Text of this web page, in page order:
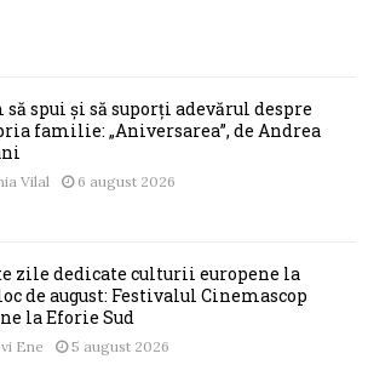
să spui și să suporți adevărul despre
familie: „Aniversarea”, de Andrea
Vilal 6 august 2026
zile dedicate culturii europene la
de august: Festivalul Cinemascop
la Eforie Sud
Ene 5 august 2026